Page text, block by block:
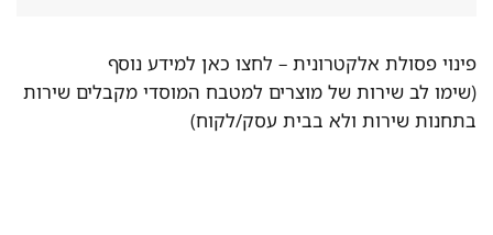
פינוי פסולת אלקטרונית –לחצו כאן למידע נוסף
(שימו לב שירות של מוצרים למטבח המוסדי מקבלים שירות
בתחנות שירות ולא בבית עסק/לקוח)